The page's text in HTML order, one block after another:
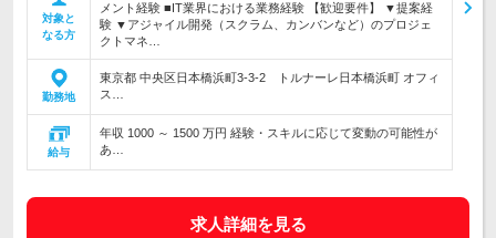
対象と
なる方
メント経験 ■IT業界における業務経験 【歓迎要件】 ▼提案経
験 ▼アジャイル開発（スクラム、カンバンなど）のプロジェ
クトマネ…
勤務地
東京都 中央区日本橋浜町3-3-2 トルナーレ日本橋浜町 オフィ
ス…
給与
年収 1000 ～ 1500 万円 経験・スキルに応じて変動の可能性が
あ…
求人詳細を見る